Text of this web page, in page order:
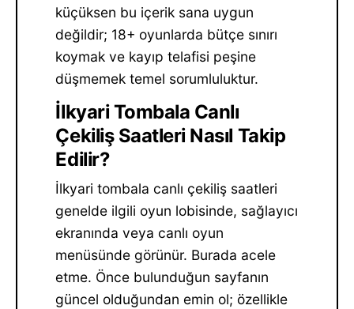
küçüksen bu içerik sana uygun
değildir; 18+ oyunlarda bütçe sınırı
koymak ve kayıp telafisi peşine
düşmemek temel sorumluluktur.
İlkyari Tombala Canlı
Çekiliş Saatleri Nasıl Takip
Edilir?
İlkyari tombala canlı çekiliş saatleri
genelde ilgili oyun lobisinde, sağlayıcı
ekranında veya canlı oyun
menüsünde görünür. Burada acele
etme. Önce bulunduğun sayfanın
güncel olduğundan emin ol; özellikle